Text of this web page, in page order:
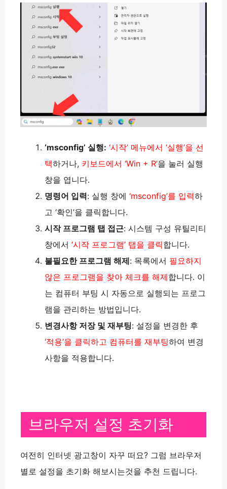
‘msconfig’ 실행: ‘시작’ 메뉴에서 ‘실행’을 선
택하거나, 키보드에서 ‘Win + R’을 눌러 실행
창을 엽니다.
명령어 입력: 실행 창에 ‘msconfig’를 입력하
고 ‘확인’을 클릭합니다.
시작 프로그램 탭 접근: 시스템 구성 유틸리티
창에서 ‘시작 프로그램’ 탭을 클릭합니다.
불필요한 프로그램 해제: 목록에서 필요하지
않은 프로그램을 찾아 체크를 해제합니다. 이
는 컴퓨터 부팅 시 자동으로 실행되는 프로그
램을 관리하는 방법입니다.
변경사항 저장 및 재부팅: 설정을 변경한 후
‘적용’을 클릭하고 컴퓨터를 재부팅하여 변경
사항을 적용합니다​​.
브라우저 설정 초기화
여전히 인터넷 광고창이 자꾸 떠요? 그럼 브라우저
별로 설정을 초기화 해보시는것을 추천 드립니다.